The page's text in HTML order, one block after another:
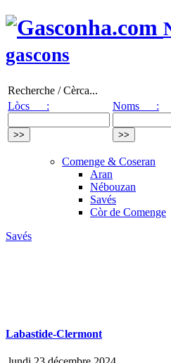
gascons
Recherche / Cèrca...
Lòcs :
Noms :
Comenge & Coseran
Aran
Nébouzan
Savés
Còr de Comenge
Savés
Labastide-Clermont